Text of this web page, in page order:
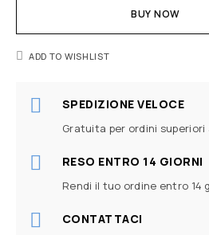
BUY NOW
ADD TO WISHLIST
SPEDIZIONE VELOCE
Gratuita per ordini superiori
RESO ENTRO 14 GIORNI
Rendi il tuo ordine entro 14
CONTATTACI